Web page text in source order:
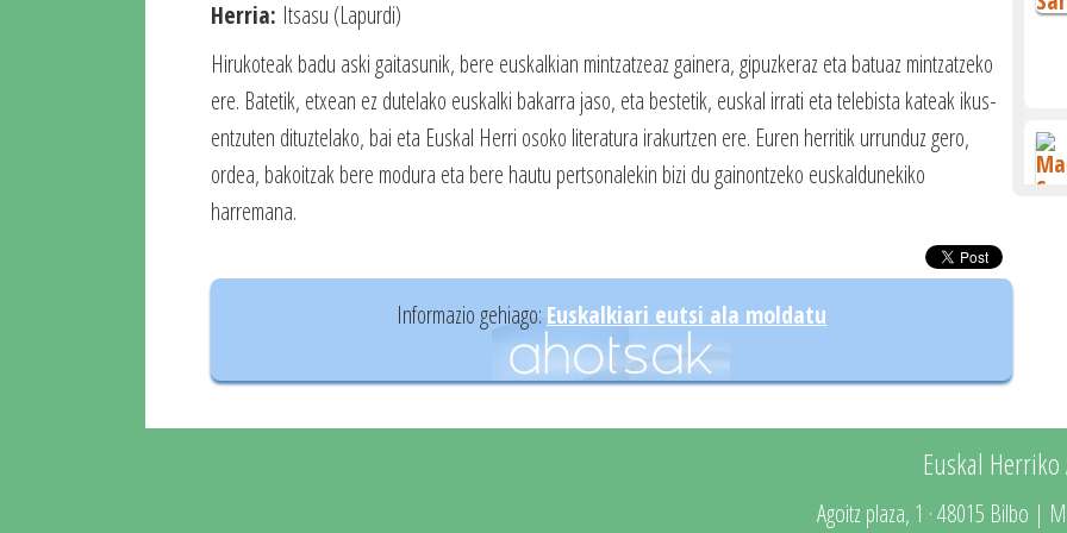
Herria: Itsasu (Lapurdi)
Hirukoteak badu aski gaitasunik, bere euskalkian mintzatzeaz gainera, gipuzkeraz eta batuaz mintzatzeko
ere. Batetik, etxean ez dutelako euskalki bakarra jaso, eta bestetik, euskal irrati eta telebista kateak ikus-
entzuten dituztelako, bai eta Euskal Herri osoko literatura irakurtzen ere. Euren herritik urrunduz gero,
ordea, bakoitzak bere modura eta bere hautu pertsonalekin bizi du gainontzeko euskaldunekiko
harremana.
Informazio gehiago: Euskalkiari eutsi ala moldatu
Euskal Herriko
Agoitz plaza, 1 · 48015 Bilbo |